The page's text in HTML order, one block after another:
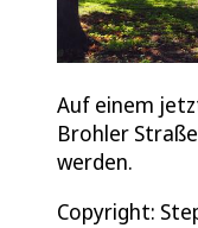
Auf einem
Brohler
werden.
Copyright: